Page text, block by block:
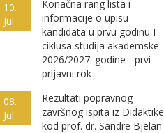
10.
Jul
Konačna rang lista i
informacije o upisu
kandidata u prvu godinu I
ciklusa studija akademske
2026/2027. godine - prvi
prijavni rok
08.
Jul
Rezultati popravnog
završnog ispita iz Didaktike
kod prof. dr. Sandre Bjelan